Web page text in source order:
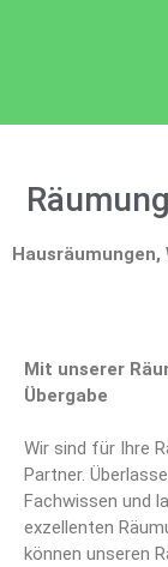
Hausräumungen,
Mit unserer
Übergabe
Wir sind für Ihre
Partner.
Fachwissen und
exzellenten
können unseren